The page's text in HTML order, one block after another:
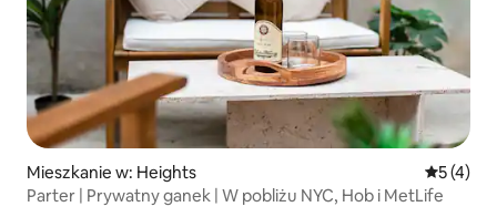
Mieszkanie w: Heights Średnia
5 (4)
Parter | Prywatny ganek | W pobliżu NYC, Hob i MetLife